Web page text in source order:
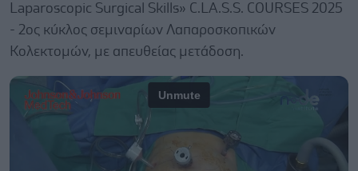
Laparoscopic Surgical Skills» C.LA.S.S. COURSES 2025
- 2ος κύκλος σεμιναρίων Λαπαροσκοπικών
Κολεκτομών, με απευθείας μετάδοση.